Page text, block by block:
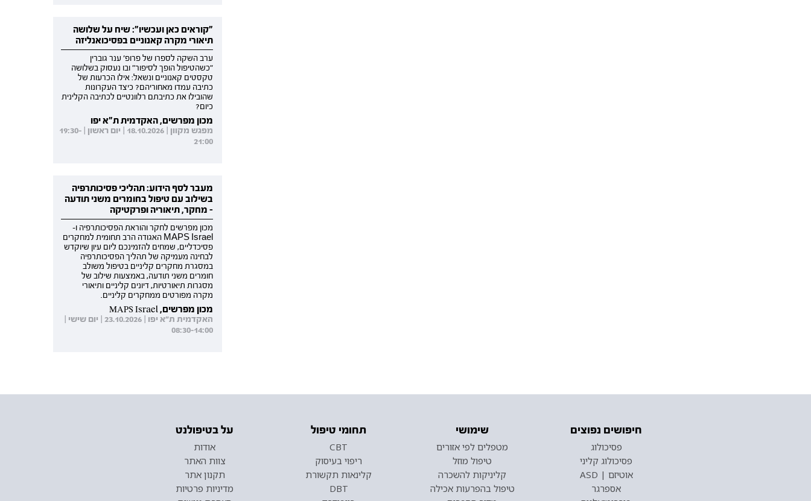
"קוראים כאן ועכשיו": שיח על שלושה
תיאורי מקרה קאנוניים בפסיכואנליזה
ערב השקה לספרו של פרופ' ענר גוברין
"כשהטיפול הופך לסיפור" ובו נעסוק בשלושה
טקסטים קאנוניים ונשאל: אילו הכרעות של
כתיבה עמדו מאחוריהם? כיצד העקרונות
שהובילו את כתיבתם רלוונטיים לכתיבה הקלינית
כיום?
מכון מפרשים, האקדמית ת"א יפו
מפגש מקוון | 18.10.2026 | יום ראשון | 19:30-
21:00
מעבר לסף הידוע: תהליכי פסיכותרפיה
בשילוב עם טיפול בחומרים משני תודעה
- מחקר, תיאוריה ופרקטיקה
מכון מפרשים לחקר והוראת הפסיכותרפיה ו-
MAPS Israel האגודה הרב תחומית למחקרים
פסיכדליים, שמחים להזמינכם ליום עיון שיוקדש
לבחינה מעמיקה של תהליך הפסיכותרפיה
במסגרת מחקרים קליניים בטיפול משולב
חומרים משני תודעה, באמצעות שילוב של
מסגרות תיאורטיות, דיונים קליניים ותיאורי
מקרה מפורטים ממחקרים קליניים.
מכון מפרשים, MAPS Israel
האקדמית ת"א יפו | 23.10.2026 | יום שישי |
08:30-14:00
חיפושים נפוצים
פסיכולוג
פסיכולוג קליני
אוטיזם | ASD
אספרגר
שימושי
מטפלים לפי אזורים
טיפול מוזל
קליניקות להשכרה
טיפול בהפרעות אכילה
תחומי טיפול
CBT
ריפוי בעיסוק
קלינאות תקשורת
DBT
על בטיפולנט
אודות
צוות האתר
תקנון אתר
מדיניות פרטיות